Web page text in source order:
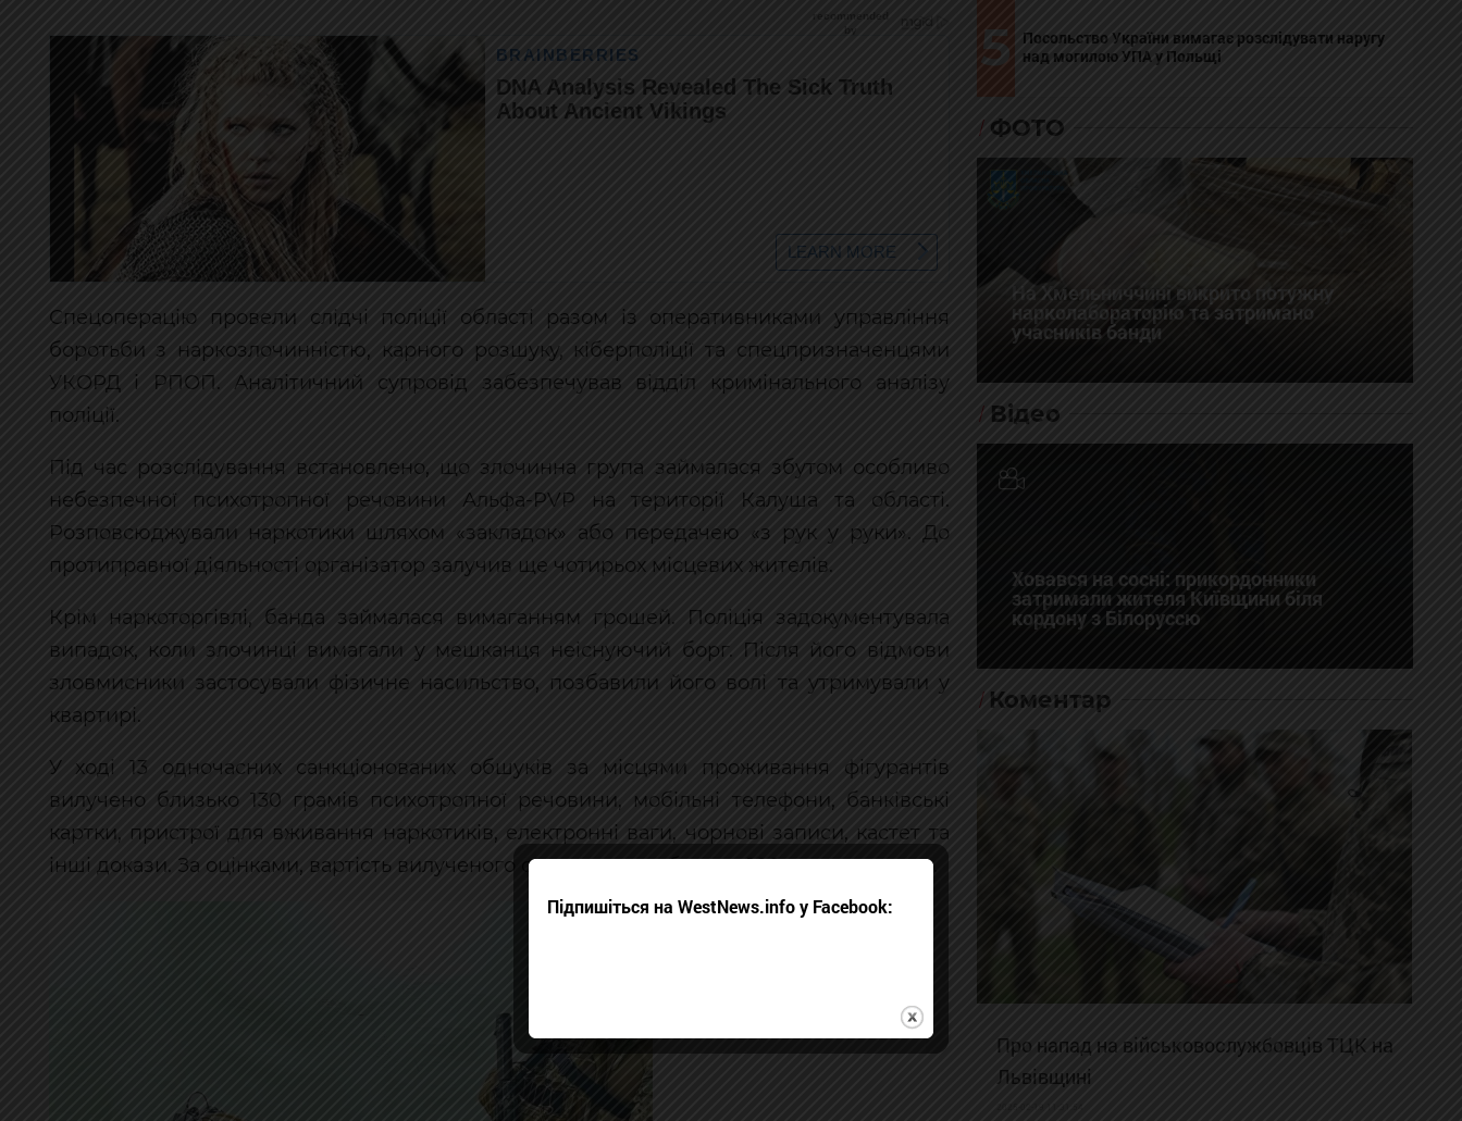
Спецоперацію провели слідчі поліції області разом із оперативниками управління
боротьби з наркозлочинністю, карного розшуку, кіберполіції та спецпризначенцями
УКОРД і РПОП. Аналітичний супровід забезпечував відділ кримінального аналізу
поліції.
Під час розслідування встановлено, що злочинна група займалася збутом особливо
небезпечної психотропної речовини Альфа-PVP на території Калуша та області.
Розповсюджували наркотики шляхом «закладок» або передачею «з рук у руки». До
протиправної діяльності організатор залучив ще чотирьох місцевих жителів.
Крім наркоторгівлі, банда займалася вимаганням грошей. Поліція задокументувала
випадок, коли злочинці вимагали у мешканця неіснуючий борг. Після його відмови
зловмисники застосували фізичне насильство, позбавили його волі та утримували у
квартирі.
У ході 13 одночасних санкціонованих обшуків за місцями проживання фігурантів
вилучено близько 130 грамів психотропної речовини, мобільні телефони, банківські
картки, пристрої для вживання наркотиків, електронні ваги, чорнові записи, кастет та
інші докази. За оцінками, вартість вилученого становить приблизно 100 тисяч гривень.
5
Посольство України вимагає розслідувати наругу
над могилою УПА у Польщі
ФОТО
На Хмельниччині викрито потужну
нарколабораторію та затримано
учасників банди
Відео
Ховався на сосні: прикордонники
затримали жителя Київщини біля
кордону з Білоруссю
Коментар
Про напад на військовослужбовців ТЦК на
Львівщині
Підпишіться на WestNews.info у Facebook: